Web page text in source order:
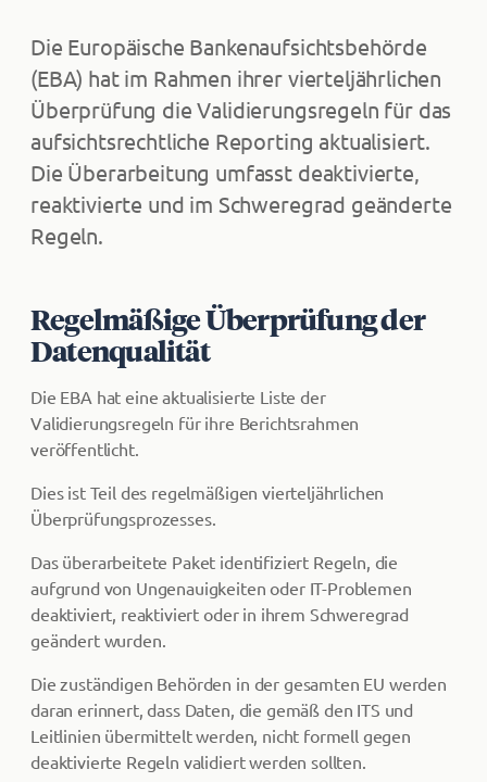
Die Europäische Bankenaufsichtsbehörde
(EBA) hat im Rahmen ihrer vierteljährlichen
Überprüfung die Validierungsregeln für das
aufsichtsrechtliche Reporting aktualisiert.
Die Überarbeitung umfasst deaktivierte,
reaktivierte und im Schweregrad geänderte
Regeln.
Regelmäßige Überprüfung der
Datenqualität
Die EBA hat eine aktualisierte Liste der
Validierungsregeln für ihre Berichtsrahmen
veröffentlicht.
Dies ist Teil des regelmäßigen vierteljährlichen
Überprüfungsprozesses.
Das überarbeitete Paket identifiziert Regeln, die
aufgrund von Ungenauigkeiten oder IT-Problemen
deaktiviert, reaktiviert oder in ihrem Schweregrad
geändert wurden.
Die zuständigen Behörden in der gesamten EU werden
daran erinnert, dass Daten, die gemäß den ITS und
Leitlinien übermittelt werden, nicht formell gegen
deaktivierte Regeln validiert werden sollten.